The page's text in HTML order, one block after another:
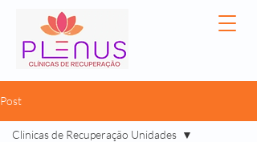
Post
Clinicas de Recuperação Unidades